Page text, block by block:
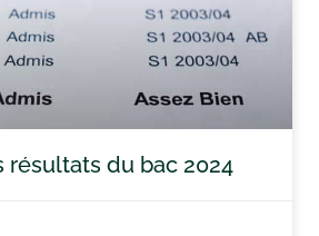
résultats du bac 2024